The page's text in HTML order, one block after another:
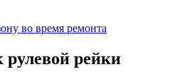
во время ремонта
рейки